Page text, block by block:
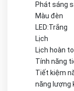
Phát sáng
Màu đèn
LED:Trắng
Lịch
Lịch hoàn
Tính năng
Tiết kiệm
năng lượng